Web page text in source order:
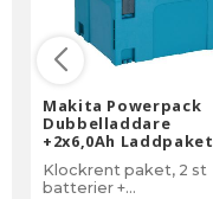
Makita Powerpack
Dubbelladdare
+2x6,0Ah Laddpaket
18V
Klockrent paket, 2 st
batterier +